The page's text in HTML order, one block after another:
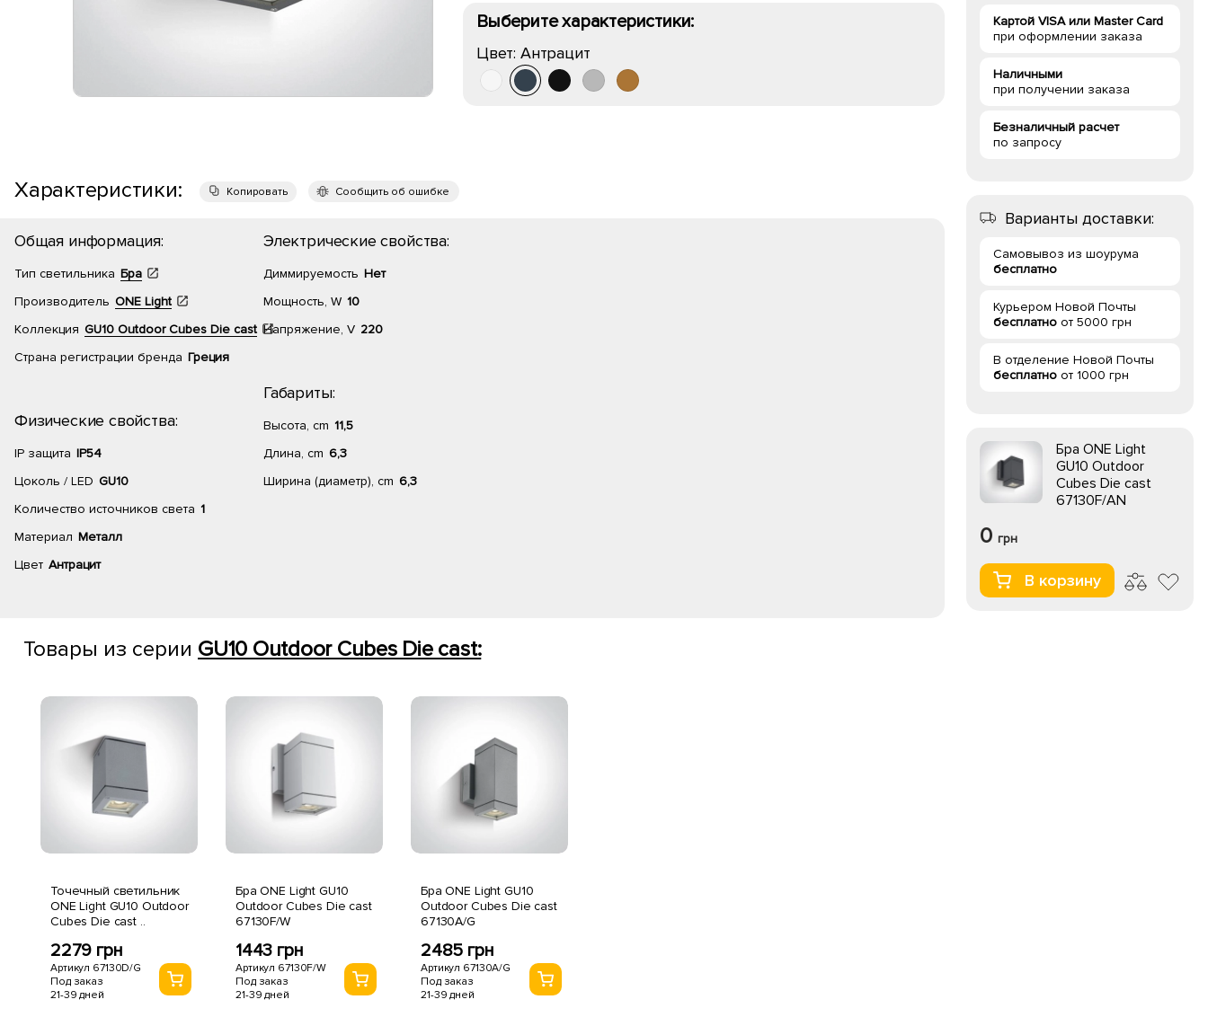
Выберите характеристики:
Цвет: Антрацит
Характеристики: Копировать Сообщить об ошибке
Общая информация:
Тип светильника Бра
Производитель ONE Light
Коллекция GU10 Outdoor Cubes Die cast
Страна регистрации бренда Греция
Физические свойства:
IP защита IP54
Цоколь / LED GU10
Количество источников света 1
Материал Металл
Цвет Антрацит
Электрические свойства:
Диммируемость Нет
Мощность, W 10
Напряжение, V 220
Габариты:
Высота, cm 11,5
Длина, cm 6,3
Ширина (диаметр), cm 6,3
Товары из серии GU10 Outdoor Cubes Die cast:
Точечный светильник
ONE Light GU10 Outdoor
Cubes Die cast ..
2279 грн
Артикул 67130D/G
Под заказ
21-39 дней
Бра ONE Light GU10
Outdoor Cubes Die cast
67130F/W
1443 грн
Артикул 67130F/W
Под заказ
21-39 дней
Бра ONE Light GU10
Outdoor Cubes Die cast
67130A/G
2485 грн
Артикул 67130A/G
Под заказ
21-39 дней
Картой VISA или Master Card
при оформлении заказа
Наличными
при получении заказа
Безналичный расчет
по запросу
Варианты доставки:
Самовывоз из шоурума
бесплатно
Курьером Новой Почты
бесплатно от 5000 грн
В отделение Новой Почты
бесплатно от 1000 грн
Бра ONE Light
GU10 Outdoor
Cubes Die cast
67130F/AN
0 грн
В корзину